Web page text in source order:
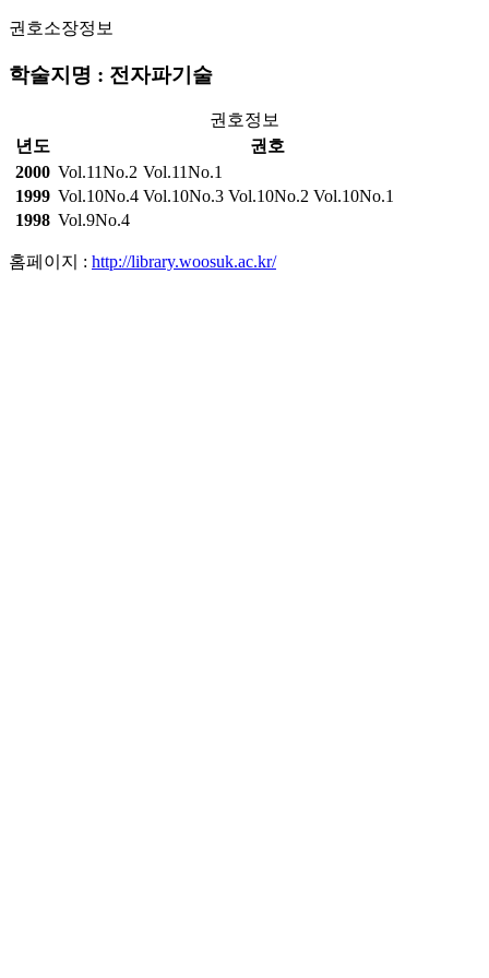
권호소장정보
학술지명 : 전자파기술
권호정보
년도
권호
2000 Vol.11No.2 Vol.11No.1
1999 Vol.10No.4 Vol.10No.3 Vol.10No.2 Vol.10No.1
1998 Vol.9No.4
홈페이지 : http://library.woosuk.ac.kr/